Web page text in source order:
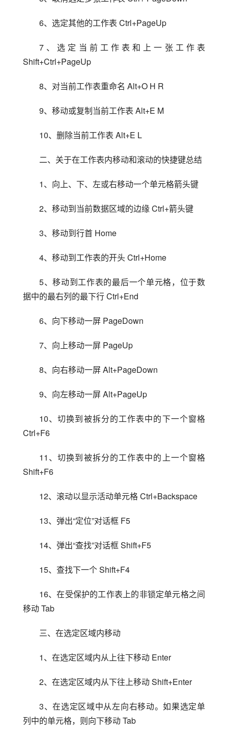
6、选定其他的工作表 Ctrl+PageUp
7、选定当前工作表和上一张工作表
Shift+Ctrl+PageUp
8、对当前工作表重命名 Alt+O H R
9、移动或复制当前工作表 Alt+E M
10、删除当前工作表 Alt+E L
二、关于在工作表内移动和滚动的快捷键总结
1、向上、下、左或右移动一个单元格箭头键
2、移动到当前数据区域的边缘 Ctrl+箭头键
3、移动到行首 Home
4、移动到工作表的开头 Ctrl+Home
5、移动到工作表的最后一个单元格，位于数
据中的最右列的最下行 Ctrl+End
6、向下移动一屏 PageDown
7、向上移动一屏 PageUp
8、向右移动一屏 Alt+PageDown
9、向左移动一屏 Alt+PageUp
10、切换到被拆分的工作表中的下一个窗格
Ctrl+F6
11、切换到被拆分的工作表中的上一个窗格
Shift+F6
12、滚动以显示活动单元格 Ctrl+Backspace
13、弹出“定位”对话框 F5
14、弹出“查找”对话框 Shift+F5
15、查找下一个 Shift+F4
16、在受保护的工作表上的非锁定单元格之间
移动 Tab
三、在选定区域内移动
1、在选定区域内从上往下移动 Enter
2、在选定区域内从下往上移动 Shift+Enter
3、在选定区域中从左向右移动。如果选定单
列中的单元格，则向下移动 Tab